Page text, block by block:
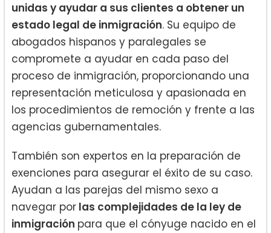
unidas y ayudar a sus clientes a obtener un
estado legal de inmigración. Su equipo de
abogados hispanos y paralegales se
compromete a ayudar en cada paso del
proceso de inmigración, proporcionando una
representación meticulosa y apasionada en
los procedimientos de remoción y frente a las
agencias gubernamentales.
También son expertos en la preparación de
exenciones para asegurar el éxito de su caso.
Ayudan a las parejas del mismo sexo a
navegar por las complejidades de la ley de
inmigración para que el cónyuge nacido en el